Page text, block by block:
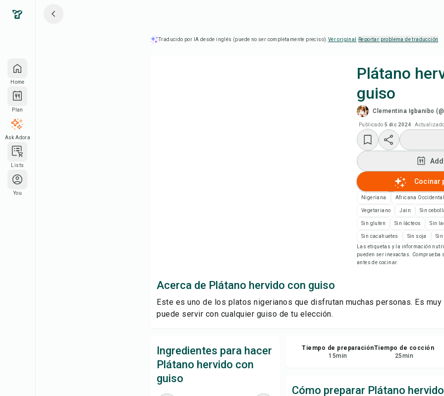
Home
Plan
Ask Adora
Lists
You
Traducido por IA desde inglés (puede no ser completamente preciso). Ver original · Reportar problema de traducción
Plátano
guiso
Clementina Igbanibo
Publicado 5 dic 2024 ·Actualizado
Cocinar
Nigeriana Africana Occidental
Vegetariano Jain Sin
Sin gluten Sin lácteos Sin
Sin cacahuetes Sin soja Sin
Las etiquetas y la información
pueden ser inexactas.
antes de cocinar.
Acerca de Plátano hervido con guiso
Este es uno de los platos nigerianos que disfrutan muchas personas. Es
puede servir con cualquier guiso de tu elección.
Ingredientes para hacer
Plátano hervido con
guiso
Tiempo de preparación
15min
Tiempo de cocción
25min
Cómo preparar Plátano